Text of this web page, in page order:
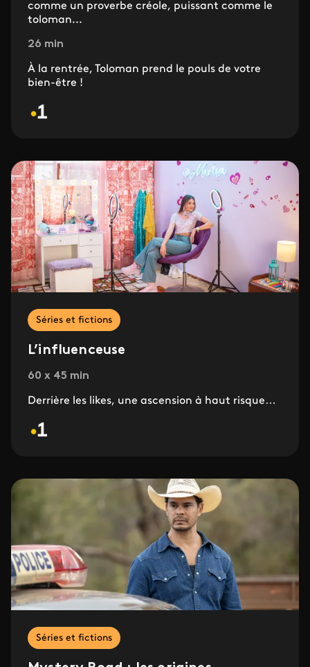
comme un proverbe créole, puissant comme le
toloman...
26 min
À la rentrée, Toloman prend le pouls de votre
bien-être !
Séries et fictions
L’influenceuse
60 x 45 min
Derrière les likes, une ascension à haut risque…
Séries et fictions